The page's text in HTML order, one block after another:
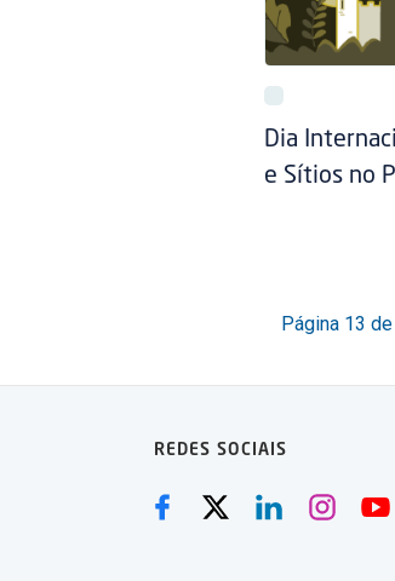
Dia
e Sítios no
Página 13
REDES SOCIAIS